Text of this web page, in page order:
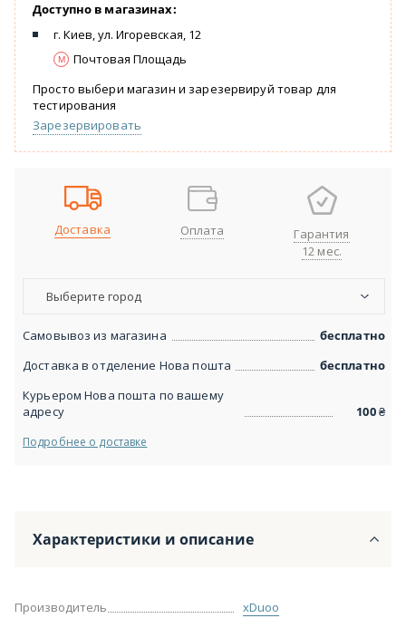
Доступно в магазинах:
г. Киев, ул. Игоревская, 12
Почтовая Площадь
Просто выбери магазин и зарезервируй товар для
тестирования
Зарезервировать
Доставка Оплата
Гарантия
12 мес.
Выберите город
Самовывоз из магазина
бесплатно
Доставка в отделение Нова пошта
бесплатно
Курьером Нова пошта по вашему
адресу
100₴
Подробнее о доставке
Характеристики и описание
Производитель xDuoo